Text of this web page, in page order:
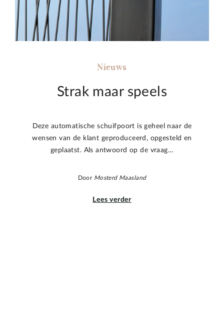
Nieuws
Strak maar speels
Deze automatische schuifpoort is geheel naar de
wensen van de klant geproduceerd, opgesteld en
geplaatst. Als antwoord op de vraag…
Door Mosterd Maasland
Lees verder